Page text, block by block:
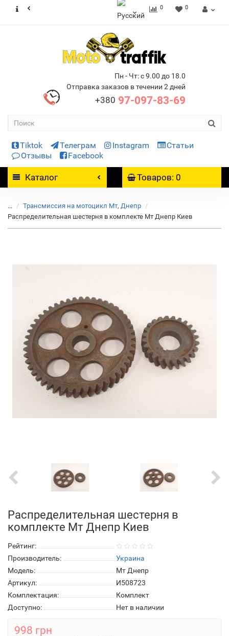
0 0
Пн - Чт: с 9.00 до 18.0
Отправка заказов в течении 2 дней
+380 97-097-83-69
Tiktok Телеграм Instagram
Статьи
Отзывы
Facebook
Каталог Товаров: 0
...
Трансмиссия на мотоцикл Мт, Днепр
Распределительная шестерня в комплекте Мт Днепр Киев
Распределительная шестерня в
комплекте Мт Днепр Киев
Рейтинг:
Производитель:
Украина
Модель:
Мт Днепр
Артикул:
И508723
Комплектация:
Комплект
Доступно:
Нет в наличии
998 грн